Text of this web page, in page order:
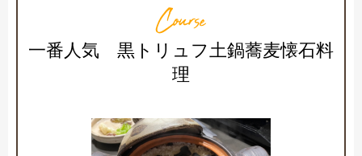
Course
一番人気 黒トリュフ土鍋蕎麦懐石料
理